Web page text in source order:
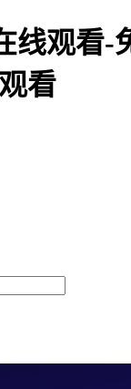
线观看-
看